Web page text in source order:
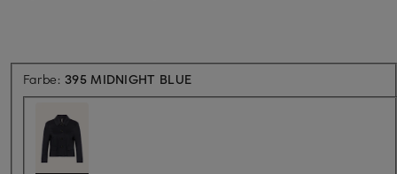
Farbe:395 MIDNIGHT BLUE